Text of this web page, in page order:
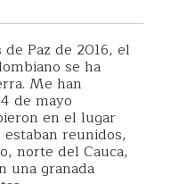
Paz de 2016, el
se ha
Me han
de mayo
en el lugar
reunidos,
norte del Cauca,
una granada